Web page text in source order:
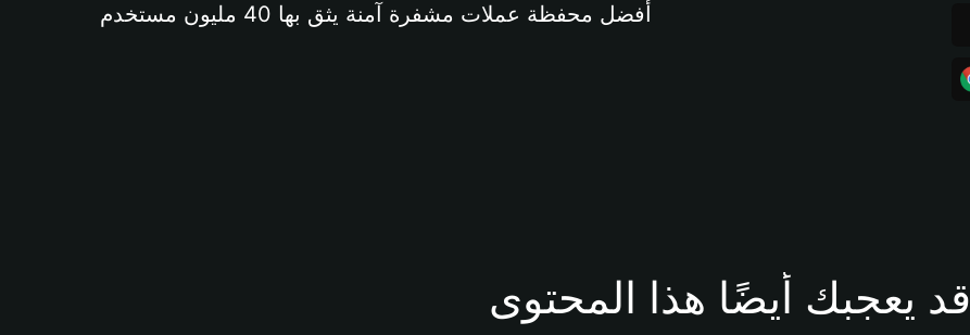
أفضل محفظة عملات مشفرة آمنة يثق بها 40 مليون مستخدم
قد يعجبك أيضًا هذا المحتوى